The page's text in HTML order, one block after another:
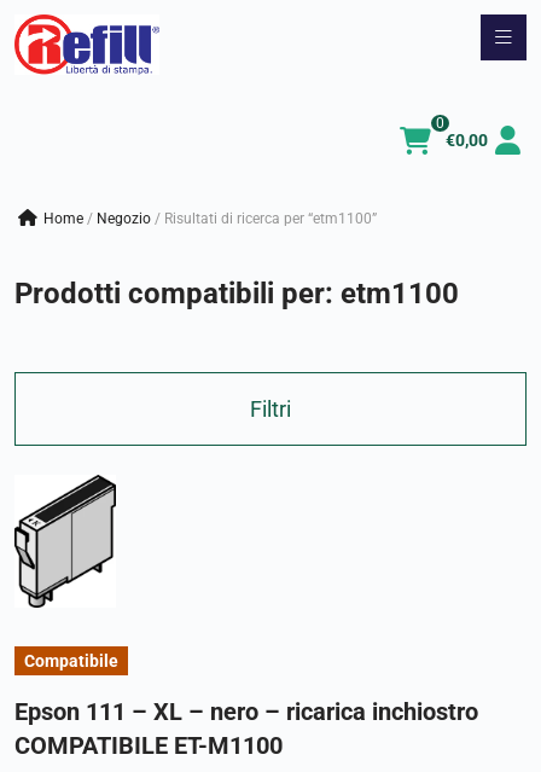
Vai
€0,00
0
Home / negozio / Risultati di ricerca per “etm1100”
Prodotti compatibili per: etm1100
Filtri
Compatibile
Epson 111 – XL – nero – ricarica inchiostro
COMPATIBILE ET-M1100